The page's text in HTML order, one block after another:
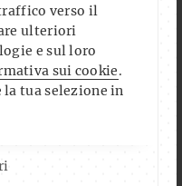
verso il
ulteriori
e sul loro
sui cookie.
tua selezione in